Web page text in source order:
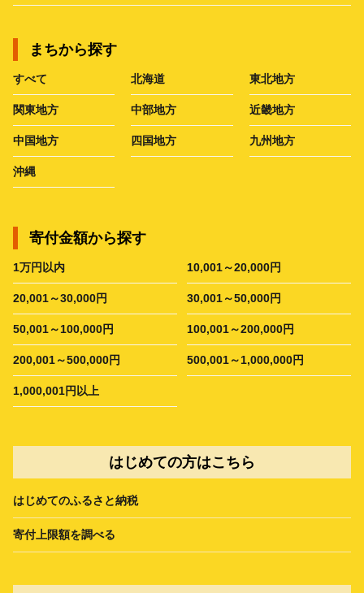
まちから探す
すべて 北海道 東北地方
関東地方 中部地方 近畿地方
中国地方 四国地方 九州地方
沖縄
寄付金額から探す
1万円以内 10,001～20,000円
20,001～30,000円 30,001～50,000円
50,001～100,000円 100,001～200,000円
200,001～500,000円 500,001～1,000,000円
1,000,001円以上
はじめての方はこちら
はじめてのふるさと納税
寄付上限額を調べる